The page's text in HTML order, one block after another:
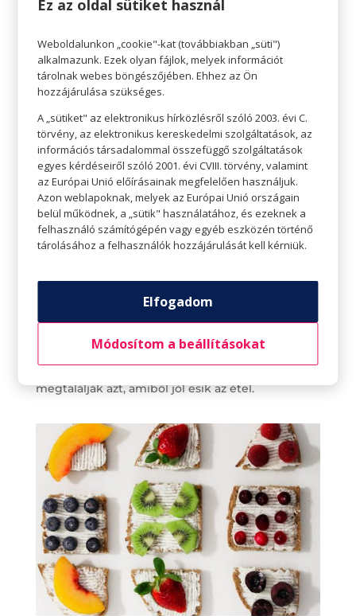
kirándulásra is katonákat, ha azt a kicsik jobban
változatosak. A sajtot, szalámit, zöldségeket
vághatjuk aprókra, vághatjuk vicces formára.
játszhatunk az ételek textúrájával is. Nagy
paradicsom helyett az apró koktélparadicsom
lehet a nyerő. A piros paradicsom mellett vonzó
lehet a sárga apróra vágott paprika, vagy a zöld
csíkokra vágott uborka.
Lehet, hogy úgy fogy el jobban a falat, ha színes,
érkezik. Mesehősös, királylányos uzsonnás
dobozért, szép, színes szalvétáért keressétek fel
üzletközpontunkat, számtalan mintából
válogathatnak a gyerekek, végül biztosan
megtalálják azt, amiből jól esik az étel.
Ez az oldal sütiket használ
Weboldalunkon „cookie"-kat (továbbiakban „süti")
alkalmazunk. Ezek olyan fájlok, melyek információt
tárolnak webes böngészőjében. Ehhez az Ön
hozzájárulása szükséges.
A „sütiket" az elektronikus hírközlésről szóló 2003. évi C.
törvény, az elektronikus kereskedelmi szolgáltatások, az
információs társadalommal összefüggő szolgáltatások
egyes kérdéseiről szóló 2001. évi CVIII. törvény, valamint
az Európai Unió előírásainak megfelelően használjuk.
Azon weblapoknak, melyek az Európai Unió országain
belül működnek, a „sütik" használatához, és ezeknek a
felhasználó számítógépén vagy egyéb eszközén történő
tárolásához a felhasználók hozzájárulását kell kérniük.
Elfogadom
Módosítom a beállításokat